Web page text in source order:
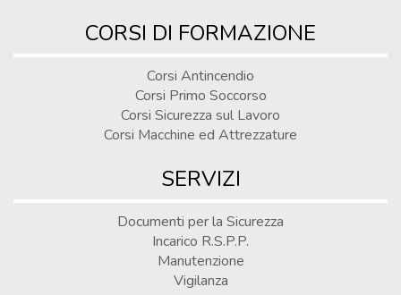
CORSI DI FORMAZIONE
Corsi Antincendio
Corsi Primo Soccorso
Corsi Sicurezza sul Lavoro
Corsi Macchine ed Attrezzature
SERVIZI
Documenti per la Sicurezza
Incarico R.S.P.P.
Manutenzione
Vigilanza